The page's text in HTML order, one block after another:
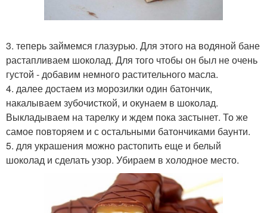
3. теперь займемся глазурью. Для этого на водяной бане
растапливаем шоколад. Для того чтобы он был не очень
густой - добавим немного растительного масла.
4. далее достаем из морозилки один батончик,
накалываем зубочисткой, и окунаем в шоколад.
Выкладываем на тарелку и ждем пока застынет. То же
самое повторяем и с остальными батончиками баунти.
5. для украшения можно растопить еще и белый
шоколад и сделать узор. Убираем в холодное место.